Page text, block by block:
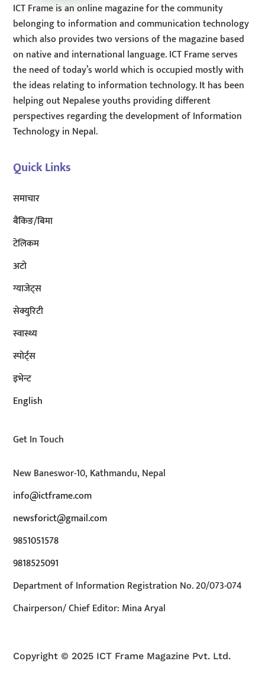
ICT Frame is an online magazine for the community
belonging to information and communication technology
which also provides two versions of the magazine based
on native and international language. ICT Frame serves
the need of today’s world which is occupied mostly with
the ideas relating to information technology. It has been
helping out Nepalese youths providing different
perspectives regarding the development of Information
Technology in Nepal.
Quick Links
समाचार
बैंकिङ/बिमा
टेलिकम
अटाे
ग्याजेट्स
सेक्युरिटी
स्वास्थ्य
स्पोर्ट्स
इभेन्ट
English
Get In Touch
New Baneswor-10, Kathmandu, Nepal
info@ictframe.com
newsforict@gmail.com
9851051578
9818525091
Department of Information Registration No. 20/073-074
Chairperson/ Chief Editor: Mina Aryal
Copyright © 2025 ICT Frame Magazine Pvt. Ltd.